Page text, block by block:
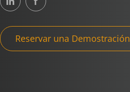
Reservar una Demostración